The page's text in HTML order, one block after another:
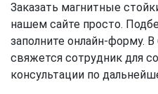
Заказать магнитные
нашем сайте просто.
заполните онлайн-форму.
свяжется сотрудник для
консультации по